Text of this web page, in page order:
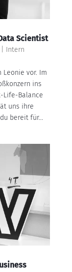
Scientist
Intern
vor. Im
ins
Life-Balance
uns ihre
bereit für...